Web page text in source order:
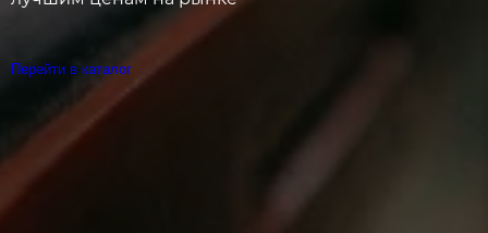
Перейти в каталог